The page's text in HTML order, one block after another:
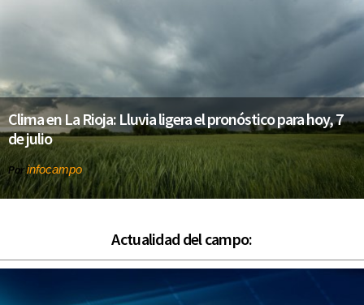
Clima en La Rioja: Lluvia ligera el pronóstico para hoy, 7
de julio
Porinfocampo
Actualidad del campo: